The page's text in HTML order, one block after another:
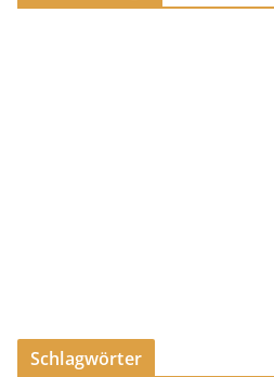
Schlagwörter